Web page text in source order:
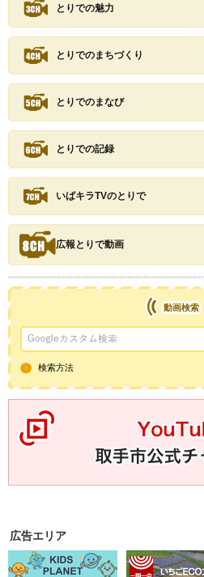
とりでの魅力
とりでのまちづくり
とりでのまなび
とりでの記録
いばキラTVのとりで
広報とりで動画
動画検索
検索方法
広告エリア